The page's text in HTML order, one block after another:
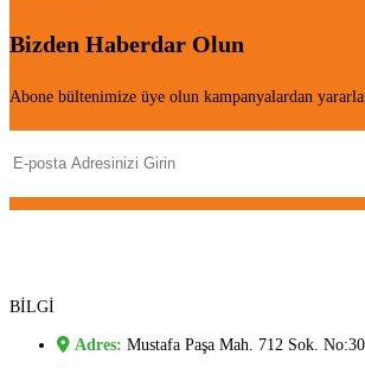
Bizden Haberdar Olun
Abone bültenimize üye olun kampanyalardan
BİLGİ
Adres: Mustafa Paşa Mah. 712 Sok.